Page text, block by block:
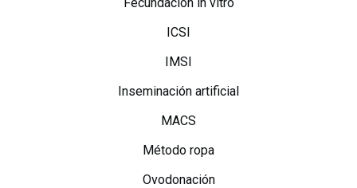
ICSI
IMSI
Inseminación artificial
MACS
Método ropa
Ovodonación